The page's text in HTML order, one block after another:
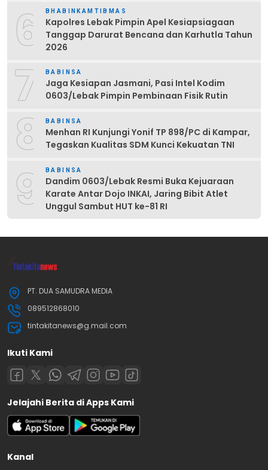
6 BHABINKAMTIBMAS
Kapolres Lebak Pimpin Apel Kesiapsiagaan
Tanggap Darurat Bencana dan Karhutla Tahun
2026
7 BABINSA
Jaga Kesiapan Jasmani, Pasi Intel Kodim
0603/Lebak Pimpin Pembinaan Fisik Rutin
8 BABINSA
Menhan RI Kunjungi Yonif TP 898/PC di Kampar,
Tegaskan Kualitas SDM Kunci Kekuatan TNI
9 BABINSA
Dandim 0603/Lebak Resmi Buka Kejuaraan
Karate Antar Dojo INKAI, Jaring Bibit Atlet
Unggul Sambut HUT ke-81 RI
PT. DUA SAMUDRA MEDIA
089512868010
tintakitanews@g.mail.com
Ikuti Kami
Jelajahi Berita di Apps Kami
Kanal